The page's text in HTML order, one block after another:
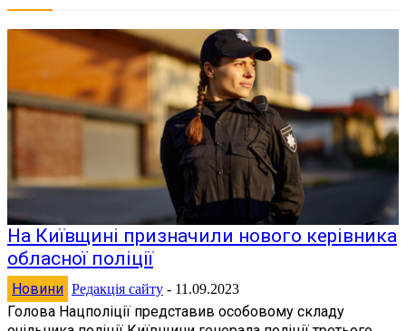
На Київщині призначили нового керівника
обласної поліції
Новини Редакція сайту - 11.09.2023
Голова Нацполіції представив особовому складу